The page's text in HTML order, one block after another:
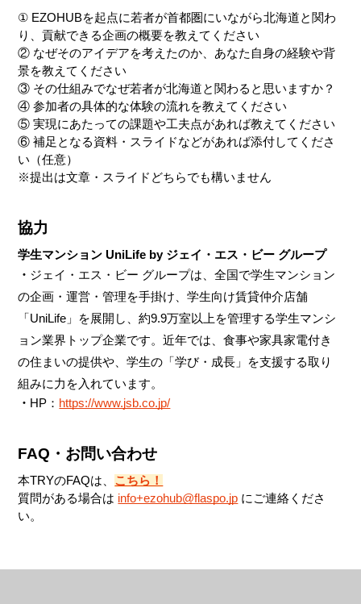
① EZOHUBを起点に若者が首都圏にいながら北海道と関わ
り、貢献できる企画の概要を教えてください
② なぜそのアイデアを考えたのか、あなた自身の経験や背
景を教えてください
③ その仕組みでなぜ若者が北海道と関わると思いますか？
④ 参加者の具体的な体験の流れを教えてください
⑤ 実現にあたっての課題や工夫点があれば教えてください
⑥ 補足となる資料・スライドなどがあれば添付してくださ
い（任意）
※提出は文章・スライドどちらでも構いません
協力
学生マンション UniLife by ジェイ・エス・ビー グループ
・ ジェイ・エス・ビー グループは、全国で学生マンション
の企画・運営・管理を手掛け、学生向け賃貸仲介店舗
「UniLife」を展開し、約9.9万室以上を管理する学生マンシ
ョン業界トップ企業です。近年では、食事や家具家電付き
の住まいの提供や、学生の「学び・成長」を支援する取り
組みに力を入れています。
・ HP： https://www.jsb.co.jp/
FAQ・お問い合わせ
本TRYのFAQは、 こちら！
質問がある場合は info+ezohub@flaspo.jp にご連絡くださ
い。